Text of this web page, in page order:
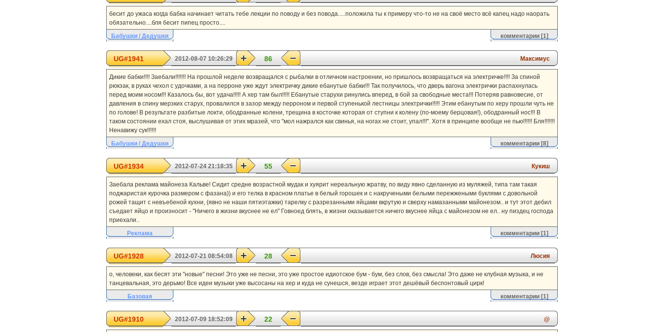
бесит до ужаса когда бабка начинает читать тебе лекции по поводу и без повода.....положила ты к примеру что-то не на своё место всё капец надо наорать
обязательно....бля бесит пипец просто....
Бабушки / Дедушки
комментарии[1]
UG#1941 2012-08-07 10:26:29 86 Максимус
Дикие бабки!!!! Заебали!!!!!!! На прошлой неделе возвращался с рыбалки в отличном настроении, но пришлось возвращаться на электричке!!!! За спиной
рюкзак, в руках чехол с удочками, а на перроне уже ждут электричку дикие ебанутые бабки!!! Так получилось, что дверь вагона электрички распахнулась
перед моим носом!!! Казалось бы, вот удача!!!!! А хер там был!!!!! Ебанутые старухи ринулись вперед, в бой за свободные места!!! Потеряв равновесие, от
давления в спину мерзких старух, провалился в зазор между перроном и первой ступенькой лестницы электрички!!!!! Этим ебанутым по херу прошли чуть не
по голове! В результате разбитые локти, ободранные колени, трещина в косточке которая от ступни к колену (по-моему берцовая!), ободранный нос!!! В
таком состоянии ехал стоя, выслушивая от этих мразей, что "мол нажрался как свинья, на ногах не стоит, упал!!!". Хотя в принципе вообще не пью!!!!!! Бля!!!!!!!
Ненавижу сук!!!!!!
Бабушки / Дедушки
комментарии[8]
UG#1934 2012-07-24 21:18:35 55 Кукиш
Заебала реклама майонеза Кальве! Сидит средне возрастной мудак и хуярит нереальную жратву, по виду явно сделанную из муляжей, типа там такая
поджаристая курочка размером с фазана)) и его телка в красном платье в белый горошек и с накручеными белыми пережжеными буклями с довольной
рожей тащит с невъебеной кухни, (явно не наши пятиэтажки) тарелку с разрезанными яйцами вкрутую и сверху намазанными майонезом.. и тут этот дебил
съедает яйцо и произносит - "Ничего в жизни вкуснее не ел" Говноед блять, в жизни оказывается ничего вкуснее яйца с майонезом не ел.. ну пиздец господа
приехали..
Реклама
комментарии[1]
UG#1928 2012-07-21 08:54:08 28 Люсия
о, человеки, как бесят эти "новые" песни! Это уже не песни, это уже простое идиотское бум - бум, без слов, без смысла! Это даже не клубная музыка, и не
танцевальная, это дерьмо! Все идеи музыки уже высосаны на хер и куда не сунешся, везде играет этот дешёвый беспонтовый цирк!
Базовая
комментарии[1]
UG#1910 2012-07-09 18:52:09 22 @